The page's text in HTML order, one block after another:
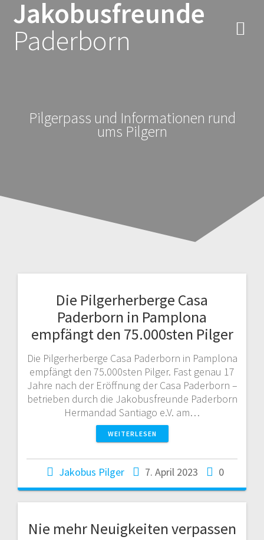
Zum
Inhalt
Jakobusfreunde
Paderborn
Pilgerpass und Informationen rund
ums Pilgern
Die Pilgerherberge Casa
Paderborn in Pamplona
empfängt den 75.000sten Pilger
Die Pilgerherberge Casa Paderborn in Pamplona
empfängt den 75.000sten Pilger. Fast genau 17
Jahre nach der Eröffnung der Casa Paderborn –
betrieben durch die Jakobusfreunde Paderborn
Hermandad Santiago e.V. am…
WEITERLESEN
Jakobus Pilger 7. April 2023 0
Nie mehr Neuigkeiten verpassen